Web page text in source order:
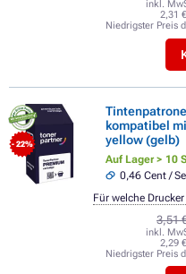
inkl.
2,31
Niedrigster Preis
- 22%
kompatibel
yellow (gelb)
Auf Lager > 10
0,46 Cent /
3,51
inkl.
2,29
Niedrigster Preis
Für welche